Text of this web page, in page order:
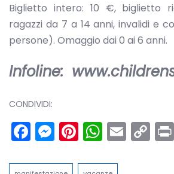
Biglietto intero: 10 €, biglietto
ragazzi da 7 a 14 anni, invalidi e
persone). Omaggio dai 0 ai 6 anni.
Infoline:
CONDIVIDI:
Facebook
Messenger
Pinterest
Email
Link